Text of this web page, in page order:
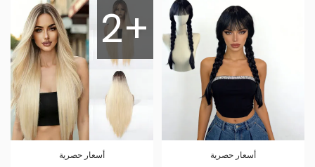
أسعار حصرية
2+
أسعار حصرية